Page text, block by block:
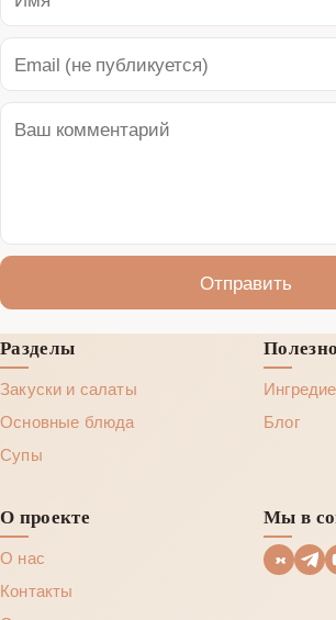
Отправить
Разделы
Закуски и салаты
Основные блюда
Супы
Блог
О проекте
О нас
Контакты
Мы в